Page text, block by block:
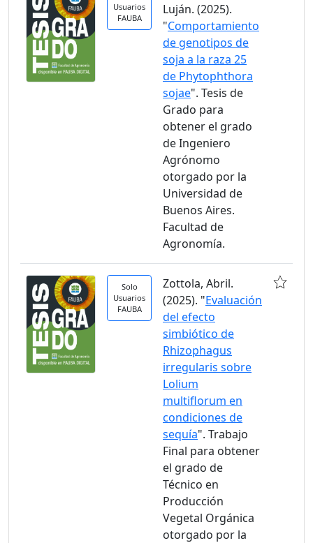
Usuarios
FAUBA
Luján. (2025).
"Comportamiento
de genotipos de
soja a la raza 25
de Phytophthora
sojae". Tesis de
Grado para
obtener el grado
de Ingeniero
Agrónomo
otorgado por la
Universidad de
Buenos Aires.
Facultad de
Agronomía.
Solo
Usuarios
FAUBA
Zottola, Abril.
(2025). "Evaluación
del efecto
simbiótico de
Rhizophagus
irregularis sobre
Lolium
multiflorum en
condiciones de
sequía". Trabajo
Final para obtener
el grado de
Técnico en
Producción
Vegetal Orgánica
otorgado por la